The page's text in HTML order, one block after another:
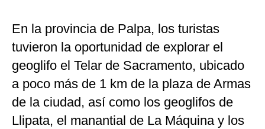
En la provincia de Palpa, los turistas
tuvieron la oportunidad de explorar el
geoglifo el Telar de Sacramento, ubicado
a poco más de 1 km de la plaza de Armas
de la ciudad, así como los geoglifos de
Llipata, el manantial de La Máquina y los